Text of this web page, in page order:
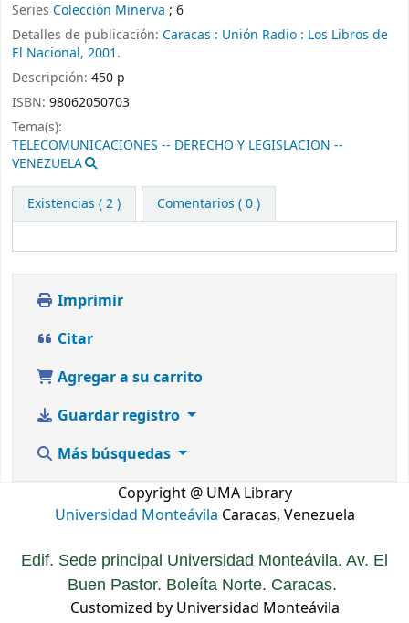
Series Colección Minerva ; 6
Detalles de publicación: Caracas : Unión Radio : Los Libros de
El Nacional, 2001.
Descripción: 450 p
ISBN: 98062050703
Tema(s):
TELECOMUNICACIONES -- DERECHO Y LEGISLACION --
VENEZUELA
Existencias ( 2 ) Comentarios ( 0 )
Imprimir
Citar
Agregar a su carrito
Guardar registro
Más búsquedas
Copyright @ UMA Library
Universidad Monteávila Caracas, Venezuela
Edif. Sede principal Universidad Monteávila. Av. El
Buen Pastor. Boleíta Norte. Caracas.
Customized by Universidad Monteávila